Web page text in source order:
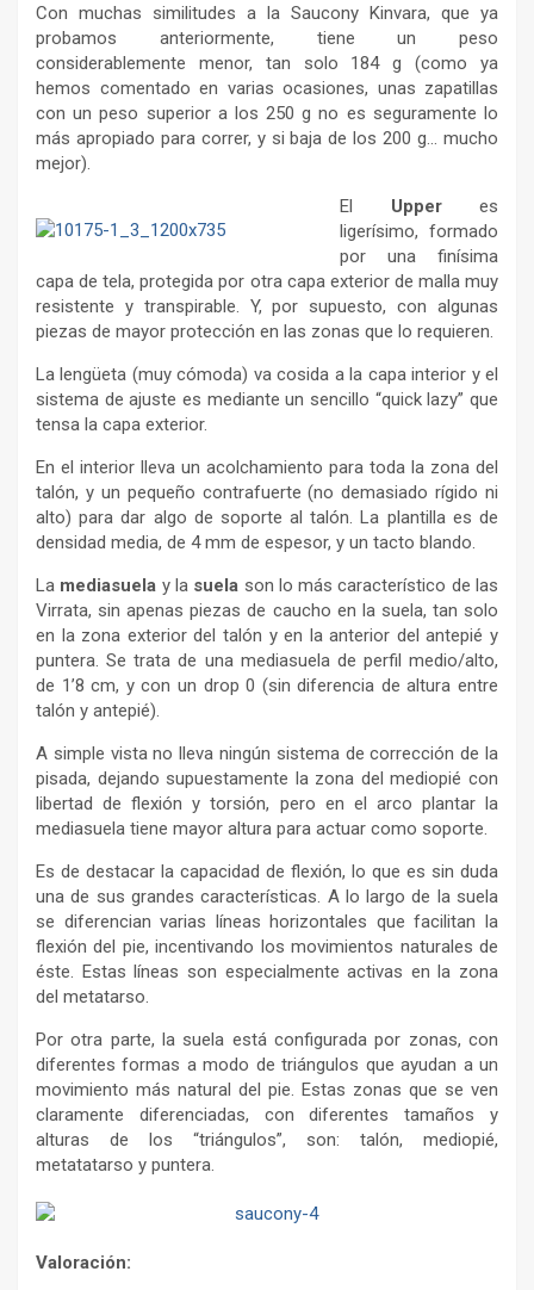
Con muchas similitudes a la Saucony Kinvara, que ya
probamos anteriormente, tiene un peso
considerablemente menor, tan solo 184 g (como ya
hemos comentado en varias ocasiones, unas zapatillas
con un peso superior a los 250 g no es seguramente lo
más apropiado para correr, y si baja de los 200 g… mucho
mejor).
El Upper es
ligerísimo, formado
por una finísima
capa de tela, protegida por otra capa exterior de malla muy
resistente y transpirable. Y, por supuesto, con algunas
piezas de mayor protección en las zonas que lo requieren.
La lengüeta (muy cómoda) va cosida a la capa interior y el
sistema de ajuste es mediante un sencillo “quick lazy” que
tensa la capa exterior.
En el interior lleva un acolchamiento para toda la zona del
talón, y un pequeño contrafuerte (no demasiado rígido ni
alto) para dar algo de soporte al talón. La plantilla es de
densidad media, de 4 mm de espesor, y un tacto blando.
La mediasuela y la suela son lo más característico de las
Virrata, sin apenas piezas de caucho en la suela, tan solo
en la zona exterior del talón y en la anterior del antepié y
puntera. Se trata de una mediasuela de perfil medio/alto,
de 1’8 cm, y con un drop 0 (sin diferencia de altura entre
talón y antepié).
A simple vista no lleva ningún sistema de corrección de la
pisada, dejando supuestamente la zona del mediopié con
libertad de flexión y torsión, pero en el arco plantar la
mediasuela tiene mayor altura para actuar como soporte.
Es de destacar la capacidad de flexión, lo que es sin duda
una de sus grandes características. A lo largo de la suela
se diferencian varias líneas horizontales que facilitan la
flexión del pie, incentivando los movimientos naturales de
éste. Estas líneas son especialmente activas en la zona
del metatarso.
Por otra parte, la suela está configurada por zonas, con
diferentes formas a modo de triángulos que ayudan a un
movimiento más natural del pie. Estas zonas que se ven
claramente diferenciadas, con diferentes tamaños y
alturas de los “triángulos”, son: talón, mediopié,
metatatarso y puntera.
Valoración: